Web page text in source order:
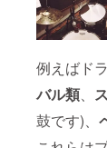
例えばド
バル類
鼓です)、